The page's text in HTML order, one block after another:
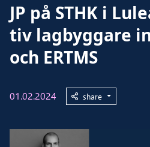
JP på STHK i
tiv lag­byg­ga­re
och ERTMS
01.02.2024 share